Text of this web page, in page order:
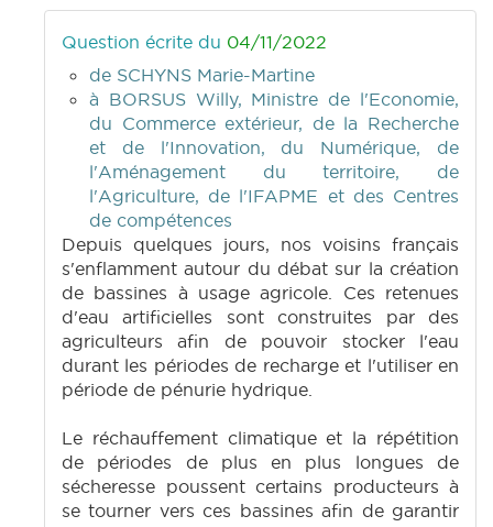
Question écrite du 04/11/2022
de SCHYNS Marie-Martine
à BORSUS Willy, Ministre de l'Economie,
du Commerce extérieur, de la Recherche
et de l'Innovation, du Numérique, de
l'Aménagement du territoire, de
l'Agriculture, de l'IFAPME et des Centres
de compétences
Depuis quelques jours, nos voisins français
s'enflamment autour du débat sur la création
de bassines à usage agricole. Ces retenues
d'eau artificielles sont construites par des
agriculteurs afin de pouvoir stocker l'eau
durant les périodes de recharge et l'utiliser en
période de pénurie hydrique.
Le réchauffement climatique et la répétition
de périodes de plus en plus longues de
sécheresse poussent certains producteurs à
se tourner vers ces bassines afin de garantir